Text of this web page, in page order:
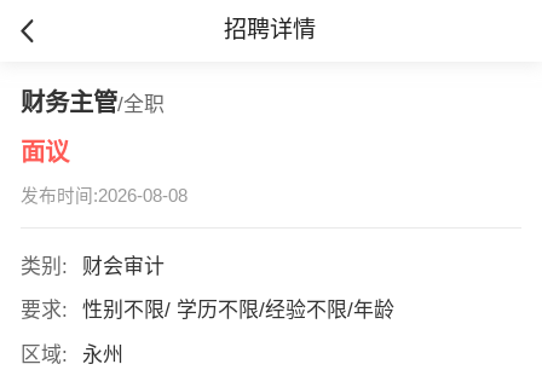
招聘详情
财务主管/全职
面议
发布时间:2026-08-08
类别:
财会审计
要求:
性别不限/ 学历不限/经验不限/年龄
区域:
永州